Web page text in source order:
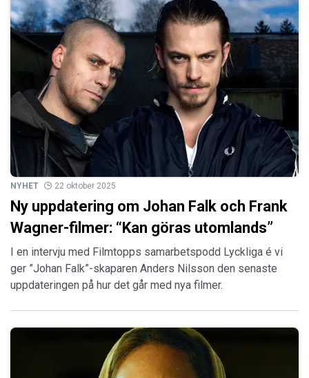
NYHET 22 oktober 2025
Ny uppdatering om Johan Falk och Frank
Wagner-filmer: “Kan göras utomlands”
I en intervju med Filmtopps samarbetspodd Lyckliga é vi
ger ”Johan Falk”-skaparen Anders Nilsson den senaste
uppdateringen på hur det går med nya filmer.